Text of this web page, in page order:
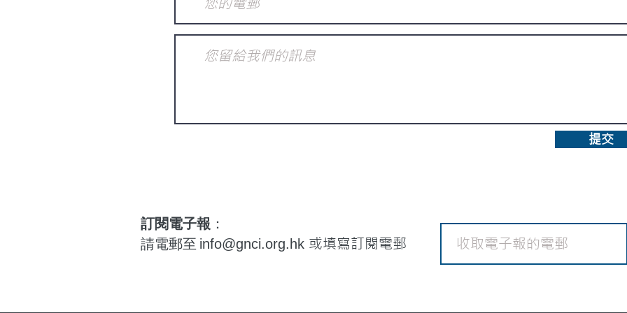
提交
訂閱電子報：
請電郵至 info@gnci.org.hk 或填寫訂閱電郵